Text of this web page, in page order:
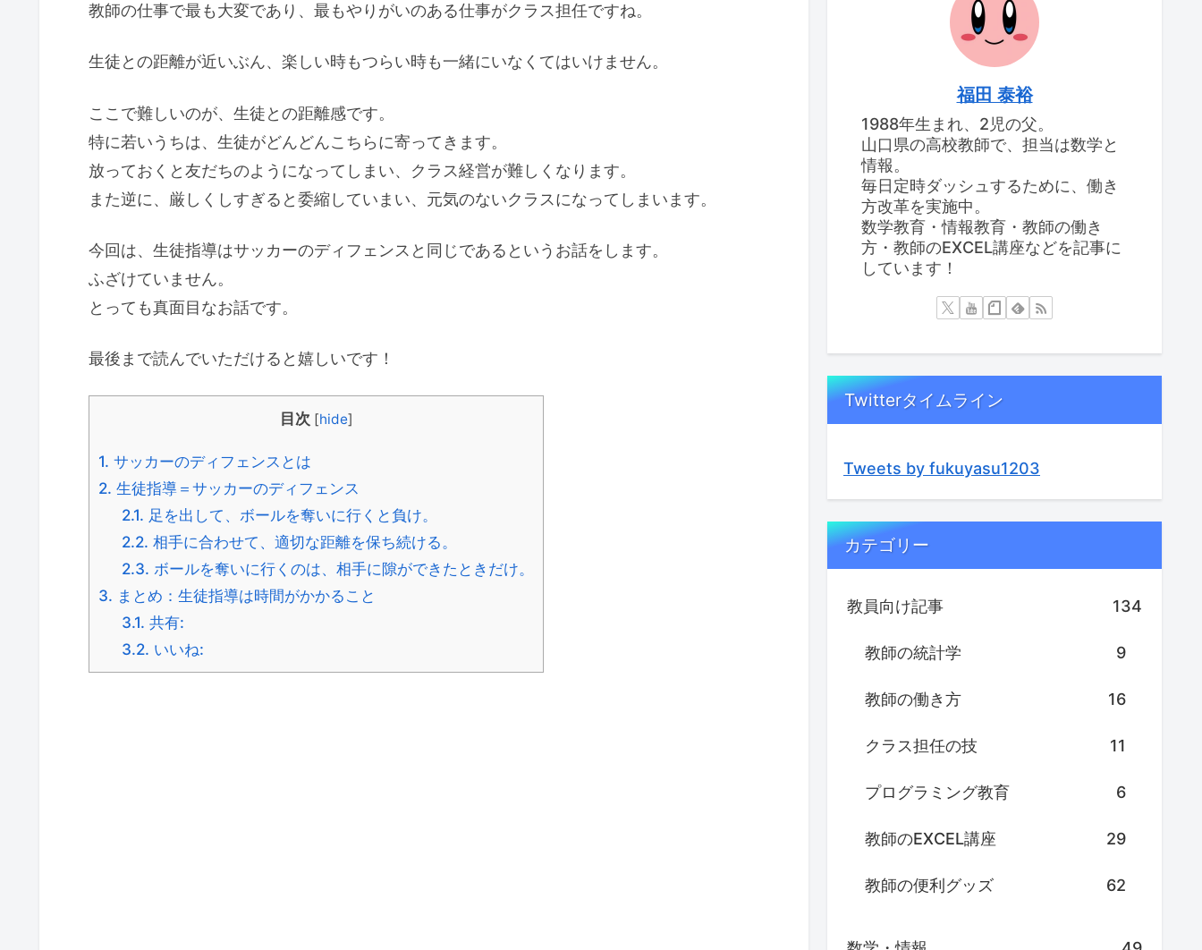
教師の仕事で最も大変であり、最もやりがいのある仕事がクラス担任ですね。
生徒との距離が近いぶん、楽しい時もつらい時も一緒にいなくてはいけません。
ここで難しいのが、生徒との距離感です。
特に若いうちは、生徒がどんどんこちらに寄ってきます。
放っておくと友だちのようになってしまい、クラス経営が難しくなります。
また逆に、厳しくしすぎると委縮していまい、元気のないクラスになってしまいます。
今回は、生徒指導はサッカーのディフェンスと同じであるというお話をします。
ふざけていません。
とっても真面目なお話です。
最後まで読んでいただけると嬉しいです！
目次 [hide]
1. サッカーのディフェンスとは
2. 生徒指導＝サッカーのディフェンス
2.1. 足を出して、ボールを奪いに行くと負け。
2.2. 相手に合わせて、適切な距離を保ち続ける。
2.3. ボールを奪いに行くのは、相手に隙ができたときだけ。
3. まとめ：生徒指導は時間がかかること
3.1. 共有:
3.2. いいね:
福田 泰裕
1988年生まれ、2児の父。
山口県の高校教師で、担当は数学と
情報。
毎日定時ダッシュするために、働き
方改革を実施中。
数学教育・情報教育・教師の働き
方・教師のEXCEL講座などを記事に
しています！
Twitterタイムライン
Tweets by fukuyasu1203
カテゴリー
教員向け記事 134
教師の統計学 9
教師の働き方 16
クラス担任の技 11
プログラミング教育 6
教師のEXCEL講座 29
教師の便利グッズ 62